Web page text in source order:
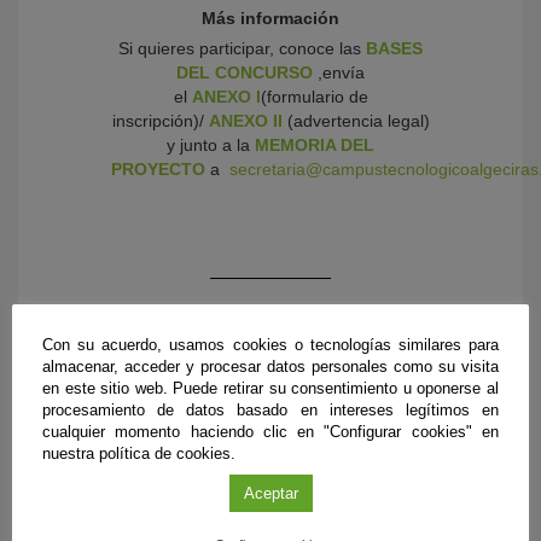
Más información
Si quieres participar, conoce las BASES
DEL CONCURSO ,envía
el ANEXO I(formulario de
inscripción)/ ANEXO II (advertencia legal)
y junto a la MEMORIA DEL
PROYECTO a
PRÓXIMOS EVENTOS
Con su acuerdo, usamos cookies o tecnologías similares para
almacenar, acceder y procesar datos personales como su visita
en este sitio web. Puede retirar su consentimiento u oponerse al
procesamiento de datos basado en intereses legítimos en
cualquier momento haciendo clic en "Configurar cookies" en
nuestra política de cookies.
Aceptar